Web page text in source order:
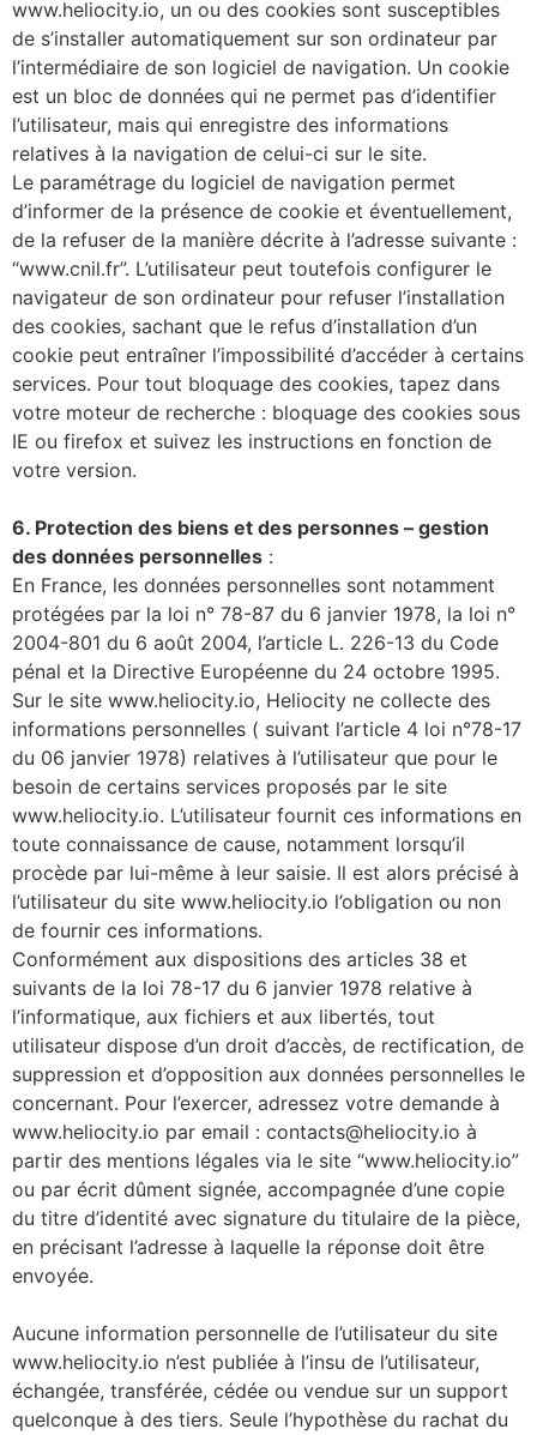
www.heliocity.io, un ou des cookies sont susceptibles
de s’installer automatiquement sur son ordinateur par
l’intermédiaire de son logiciel de navigation. Un cookie
est un bloc de données qui ne permet pas d’identifier
l’utilisateur, mais qui enregistre des informations
relatives à la navigation de celui-ci sur le site.
Le paramétrage du logiciel de navigation permet
d’informer de la présence de cookie et éventuellement,
de la refuser de la manière décrite à l’adresse suivante :
“www.cnil.fr”. L’utilisateur peut toutefois configurer le
navigateur de son ordinateur pour refuser l’installation
des cookies, sachant que le refus d’installation d’un
cookie peut entraîner l’impossibilité d’accéder à certains
services. Pour tout bloquage des cookies, tapez dans
votre moteur de recherche : bloquage des cookies sous
IE ou firefox et suivez les instructions en fonction de
votre version.
6. Protection des biens et des personnes – gestion
des données personnelles :
En France, les données personnelles sont notamment
protégées par la loi n° 78-87 du 6 janvier 1978, la loi n°
2004-801 du 6 août 2004, l’article L. 226-13 du Code
pénal et la Directive Européenne du 24 octobre 1995.
Sur le site www.heliocity.io, Heliocity ne collecte des
informations personnelles ( suivant l’article 4 loi n°78-17
du 06 janvier 1978) relatives à l’utilisateur que pour le
besoin de certains services proposés par le site
www.heliocity.io. L’utilisateur fournit ces informations en
toute connaissance de cause, notamment lorsqu’il
procède par lui-même à leur saisie. Il est alors précisé à
l’utilisateur du site www.heliocity.io l’obligation ou non
de fournir ces informations.
Conformément aux dispositions des articles 38 et
suivants de la loi 78-17 du 6 janvier 1978 relative à
l’informatique, aux fichiers et aux libertés, tout
utilisateur dispose d’un droit d’accès, de rectification, de
suppression et d’opposition aux données personnelles le
concernant. Pour l’exercer, adressez votre demande à
www.heliocity.io par email : contacts@heliocity.io à
partir des mentions légales via le site “www.heliocity.io”
ou par écrit dûment signée, accompagnée d’une copie
du titre d’identité avec signature du titulaire de la pièce,
en précisant l’adresse à laquelle la réponse doit être
envoyée.
Aucune information personnelle de l’utilisateur du site
www.heliocity.io n’est publiée à l’insu de l’utilisateur,
échangée, transférée, cédée ou vendue sur un support
quelconque à des tiers. Seule l’hypothèse du rachat du